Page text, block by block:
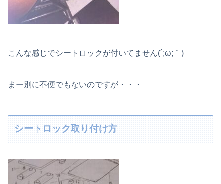
こんな感じでシートロックが付いてません(´;ω;｀)
まー別に不便でもないのですが・・・
シートロック取り付け方